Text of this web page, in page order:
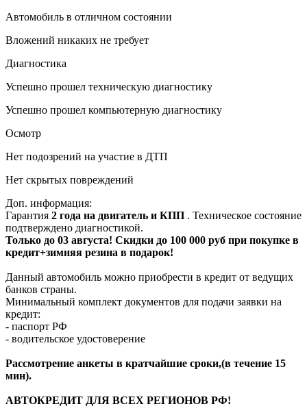
Автомобиль в отличном состоянии
Вложений никаких не требует
Диагностика
Успешно прошел техническую диагностику
Успешно прошел компьютерную диагностику
Осмотр
Нет подозрений на участие в ДТП
Нет скрытых повреждений
Доп. информация:
Гарантия 2 года на двигатель и КПП . Техническое состояние
подтверждено диагностикой.
Только до 03 августа! Скидки до 100 000 руб при покупке в
кредит+зимняя резина в подарок!
Данный автомобиль можно приобрести в кредит от ведущих
банков страны.
Минимальный комплект документов для подачи заявки на
кредит:
- паспорт РФ
- водительское удостоверение
Рассмотрение анкеты в кратчайшие сроки,(в течение 15
мин).
АВТОКРЕДИТ ДЛЯ ВСЕХ РЕГИОНОВ РФ!